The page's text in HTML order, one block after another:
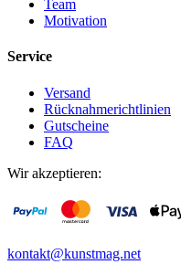
Team
Motivation
Service
Versand
Rücknahmerichtlinien
Gutscheine
FAQ
Wir akzeptieren:
kontakt@kunstmag.net